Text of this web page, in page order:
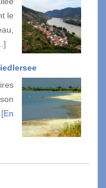
le
[En